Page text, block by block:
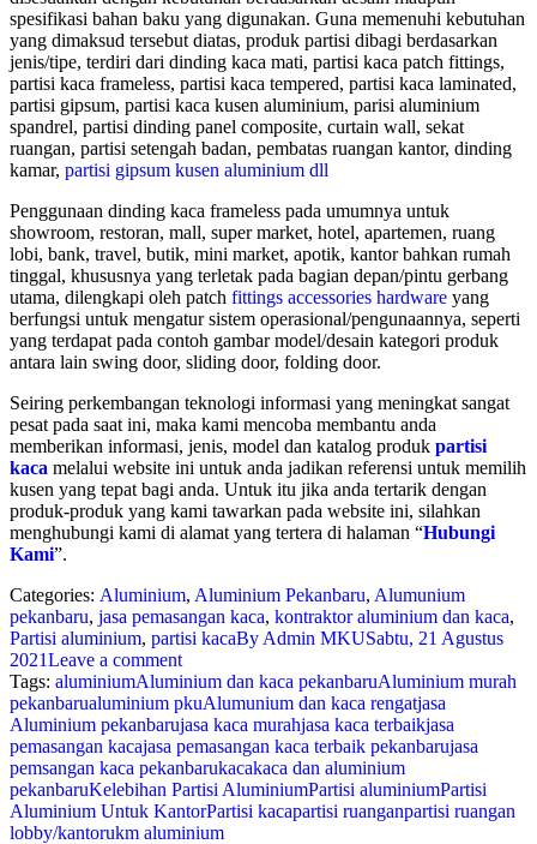
spesifikasi bahan baku yang digunakan. Guna memenuhi kebutuhan
yang dimaksud tersebut diatas, produk partisi dibagi berdasarkan
jenis/tipe, terdiri dari dinding kaca mati, partisi kaca patch fittings,
partisi kaca frameless, partisi kaca tempered, partisi kaca laminated,
partisi gipsum, partisi kaca kusen aluminium, parisi aluminium
spandrel, partisi dinding panel composite, curtain wall, sekat
ruangan, partisi setengah badan, pembatas ruangan kantor, dinding
kamar, partisi gipsum kusen aluminium dll
Penggunaan dinding kaca frameless pada umumnya untuk
showroom, restoran, mall, super market, hotel, apartemen, ruang
lobi, bank, travel, butik, mini market, apotik, kantor bahkan rumah
tinggal, khususnya yang terletak pada bagian depan/pintu gerbang
utama, dilengkapi oleh patch fittings accessories hardware yang
berfungsi untuk mengatur sistem operasional/pengunaannya, seperti
yang terdapat pada contoh gambar model/desain kategori produk
antara lain swing door, sliding door, folding door.
Seiring perkembangan teknologi informasi yang meningkat sangat
pesat pada saat ini, maka kami mencoba membantu anda
memberikan informasi, jenis, model dan katalog produk partisi
kaca melalui website ini untuk anda jadikan referensi untuk memilih
kusen yang tepat bagi anda. Untuk itu jika anda tertarik dengan
produk-produk yang kami tawarkan pada website ini, silahkan
menghubungi kami di alamat yang tertera di halaman “Hubungi
Kami”.
Categories: Aluminium, Aluminium Pekanbaru, Alumunium
pekanbaru, jasa pemasangan kaca, kontraktor aluminium dan kaca,
Partisi aluminium, partisi kacaBy Admin MKUSabtu, 21 Agustus
2021Leave a comment
Tags: aluminiumAluminium dan kaca pekanbaruAluminium murah
pekanbarualuminium pkuAlumunium dan kaca rengatjasa
Aluminium pekanbarujasa kaca murahjasa kaca terbaikjasa
pemasangan kacajasa pemasangan kaca terbaik pekanbarujasa
pemsangan kaca pekanbarukacakaca dan aluminium
pekanbaruKelebihan Partisi AluminiumPartisi aluminiumPartisi
Aluminium Untuk KantorPartisi kacapartisi ruanganpartisi ruangan
lobby/kantorukm aluminium